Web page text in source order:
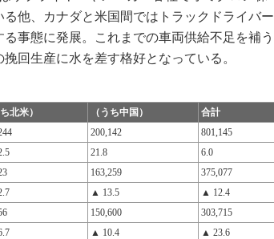
他、カナダと米国間ではトラックドライバー
事態に発展。これまでの車両供給不足を補う
回生産に水を差す格好となっている。
ち北米） （うち中国） 合計
200,142
801,145
21.8 6.0
163,259
375,077
▲ 13.5 ▲ 12.4
150,600
303,715
▲ 10.4 ▲ 23.6